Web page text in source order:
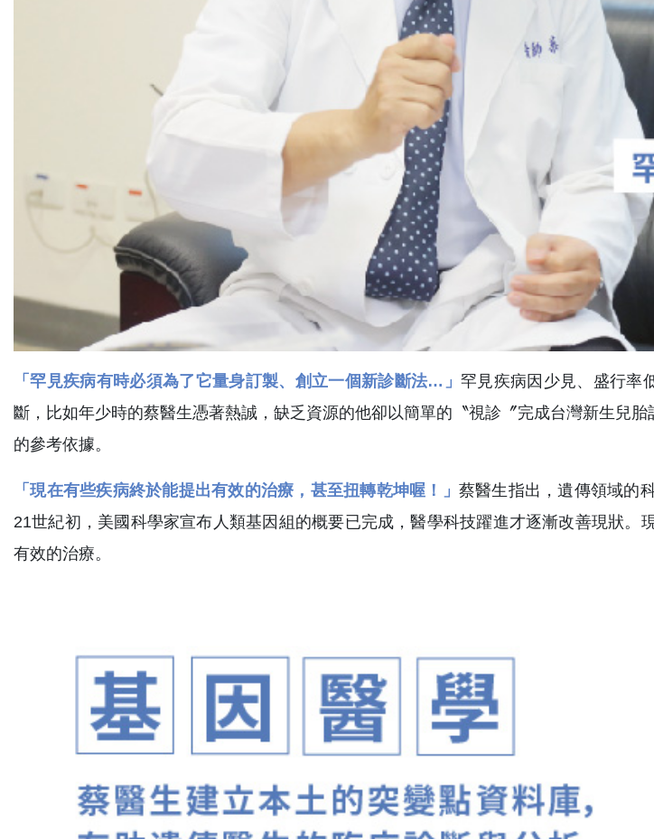
「罕見疾病有時必須為了它量身訂製、創立一個新診斷法…」 罕見疾病因少見、盛行率
斷，比如年少時的蔡醫生憑著熱誠，缺乏資源的他卻以簡單的〝視診〞完成台灣新生兒
的參考依據。
「現在有些疾病終於能提出有效的治療，甚至扭轉乾坤喔！」 蔡醫生指出，遺傳領域的
21世紀初，美國科學家宣布人類基因組的概要已完成，醫學科技躍進才逐漸改善現狀
有效的治療。